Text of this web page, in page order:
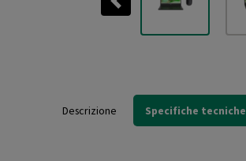
Previous
Descrizione Specifiche tecniche